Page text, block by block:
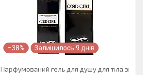
–38% Залишилось 9 днів
Парфумований гель для душу для тіла зі